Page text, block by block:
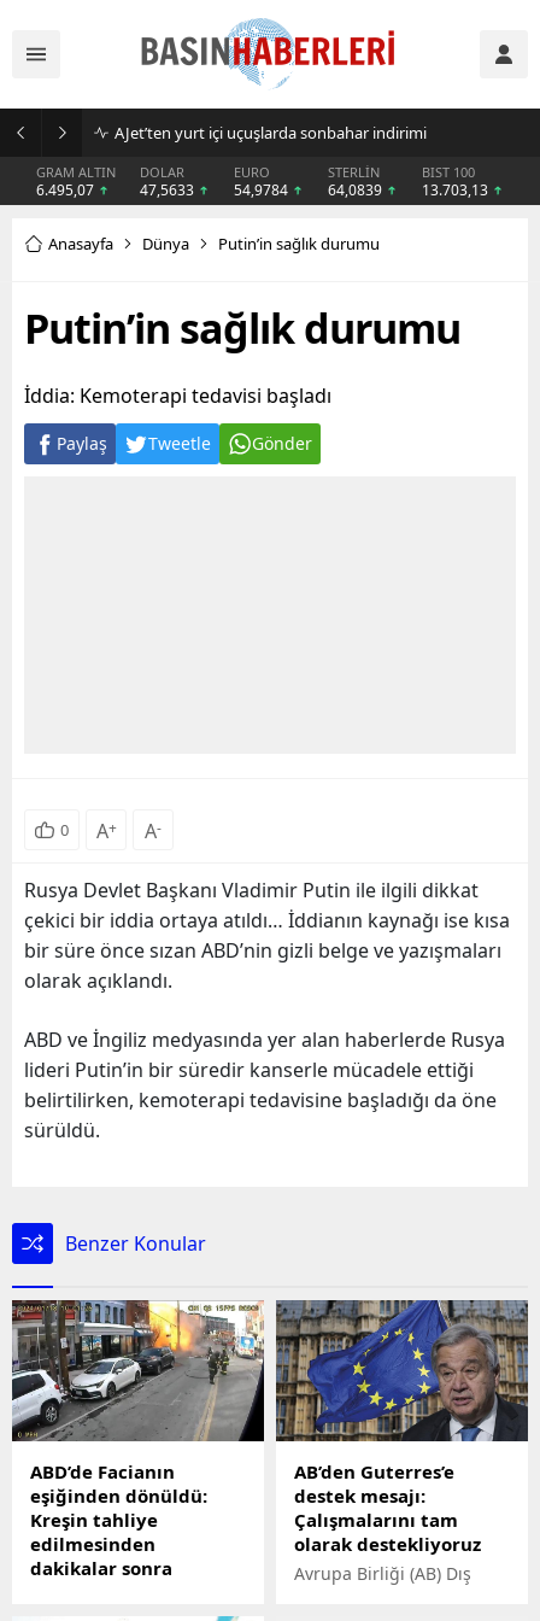
AJet’ten yurt içi uçuşlarda sonbahar indirimi
GRAM ALTIN
6.495,07
DOLAR
47,5633
EURO
54,9784
STERLİN
64,0839
BIST 100
13.703,13
Anasayfa Dünya Putin’in sağlık durumu
Putin’in sağlık durumu
İddia: Kemoterapi tedavisi başladı
Paylaş Tweetle Gönder
0 A+ A-
Rusya Devlet Başkanı Vladimir Putin ile ilgili dikkat
çekici bir iddia ortaya atıldı… İddianın kaynağı ise kısa
bir süre önce sızan ABD’nin gizli belge ve yazışmaları
olarak açıklandı.
ABD ve İngiliz medyasında yer alan haberlerde Rusya
lideri Putin’in bir süredir kanserle mücadele ettiği
belirtilirken, kemoterapi tedavisine başladığı da öne
sürüldü.
Benzer Konular
ABD’de Facianın
eşiğinden dönüldü:
Kreşin tahliye
edilmesinden
dakikalar sonra
AB’den Guterres’e
destek mesajı:
Çalışmalarını tam
olarak destekliyoruz
Avrupa Birliği (AB) Dış